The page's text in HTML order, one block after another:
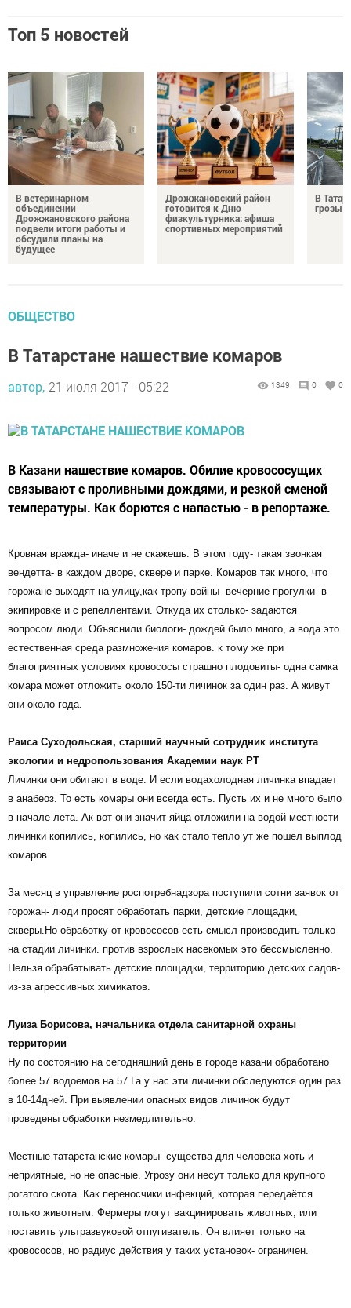
Топ 5 новостей
В ветеринарном
объединении
Дрожжановского района
подвели итоги работы и
обсудили планы на
будущее
Дрожжановский район
готовится к Дню
физкультурника: афиша
спортивных мероприятий
В
грозы
ОБЩЕСТВО
В Татарстане нашествие комаров
автор, 21 июля 2017 - 05:22 1349 0 0
В Казани нашествие комаров. Обилие кровососущих
связывают с проливными дождями, и резкой сменой
температуры. Как борются с напастью - в репортаже.
Кровная вражда- иначе и не скажешь. В этом году- такая звонкая
вендетта- в каждом дворе, сквере и парке. Комаров так много, что
горожане выходят на улицу,как тропу войны- вечерние прогулки- в
экипировке и с репеллентами. Откуда их столько- задаются
вопросом люди. Объяснили биологи- дождей было много, а вода это
естественная среда размножения комаров. к тому же при
благоприятных условиях кровососы страшно плодовиты- одна самка
комара может отложить около 150-ти личинок за один раз. А живут
они около года.
Раиса Суходольская, старший научный сотрудник института
экологии и недропользования Академии наук РТ
Личинки они обитают в воде. И если водахолодная личинка впадает
в анабеоз. То есть комары они всегда есть. Пусть их и не много было
в начале лета. Ак вот они значит яйца отложили на водой местности
личинки копились, копились, но как стало тепло ут же пошел выплод
комаров
За месяц в управление роспотребнадзора поступили сотни заявок от
горожан- люди просят обработать парки, детские площадки,
скверы.Но обработку от кровососов есть смысл производить только
на стадии личинки. против взрослых насекомых это бессмысленно.
Нельзя обрабатывать детские площадки, территорию детских садов-
из-за агрессивных химикатов.
Луиза Борисова, начальника отдела санитарной охраны
территории
Ну по состоянию на сегодняшний день в городе казани обработано
более 57 водоемов на 57 Га у нас эти личинки обследуются один раз
в 10-14дней. При выявлении опасных видов личинок будут
проведены обработки незмедлительно.
Местные татарстанские комары- существа для человека хоть и
неприятные, но не опасные. Угрозу они несут только для крупного
рогатого скота. Как переносчики инфекций, которая передаётся
только животным. Фермеры могут вакцинировать животных, или
поставить ультразвуковой отпугиватель. Он влияет только на
кровососов, но радиус действия у таких установок- ограничен.